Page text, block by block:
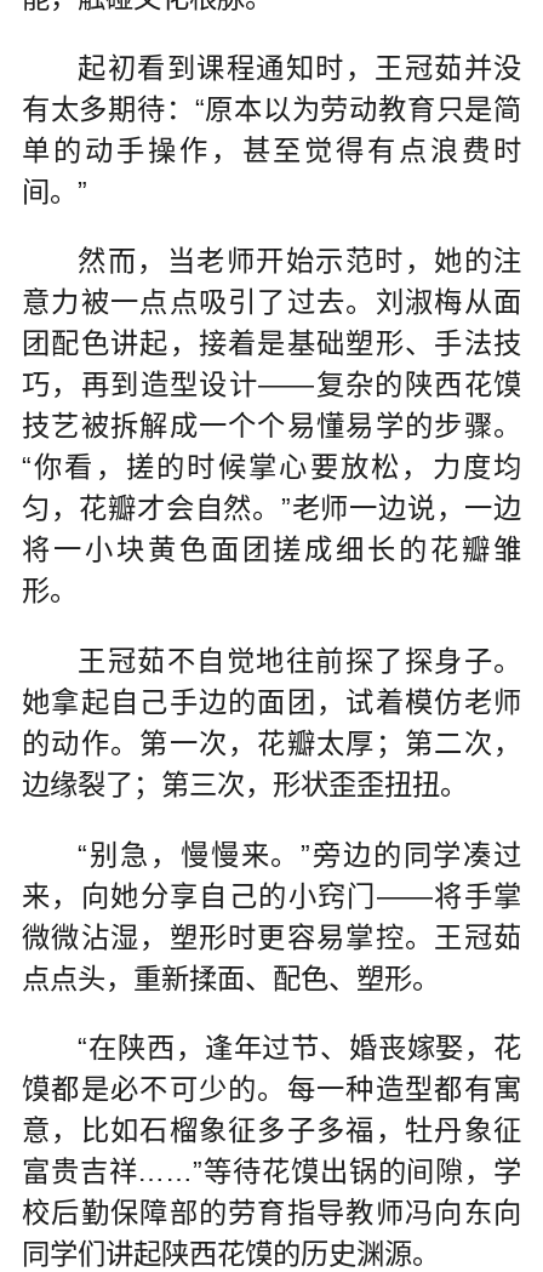
起初看到课程通知时，王冠茹并没
有太多期待：“原本以为劳动教育只是简
单的动手操作，甚至觉得有点浪费时
间。”
然而，当老师开始示范时，她的注
意力被一点点吸引了过去。刘淑梅从面
团配色讲起，接着是基础塑形、手法技
巧，再到造型设计——复杂的陕西花馍
技艺被拆解成一个个易懂易学的步骤。
“你看，搓的时候掌心要放松，力度均
匀，花瓣才会自然。”老师一边说，一边
将一小块黄色面团搓成细长的花瓣雏
形。
王冠茹不自觉地往前探了探身子。
她拿起自己手边的面团，试着模仿老师
的动作。第一次，花瓣太厚；第二次，
边缘裂了；第三次，形状歪歪扭扭。
“别急，慢慢来。”旁边的同学凑过
来，向她分享自己的小窍门——将手掌
微微沾湿，塑形时更容易掌控。王冠茹
点点头，重新揉面、配色、塑形。
“在陕西，逢年过节、婚丧嫁娶，花
馍都是必不可少的。每一种造型都有寓
意，比如石榴象征多子多福，牡丹象征
富贵吉祥……”等待花馍出锅的间隙，学
校后勤保障部的劳育指导教师冯向东向
同学们讲起陕西花馍的历史渊源。